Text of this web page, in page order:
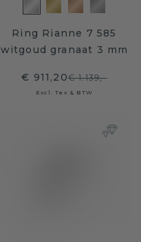
Ring Rianne 7 585
witgoud granaat 3 mm
€ 911,20€ 1.139,-
Excl. Tax & BTW